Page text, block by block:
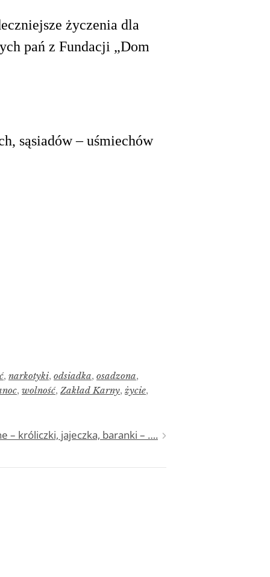
życzenia dla
pań z Fundacji „Dom
sąsiadów – uśmiechów
, narkotyki, odsiadka, osadzona,
, wolność, Zakład Karny, życie,
– króliczki, jajeczka, baranki – ….